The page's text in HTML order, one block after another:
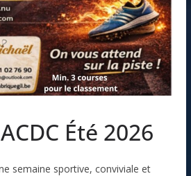
Été 2026
semaine sportive, conviviale et